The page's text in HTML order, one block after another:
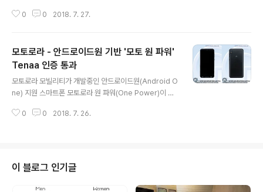
곤 636을 사용한 미맥스3보다 향상된 스냅드래곤 710과
으로 출시될 것이라고 알려졌습니다. 하지만, 이번 언급으
로 인해 샤오미는 미맥스3 프로를 출시하지 않으며, 현재
의 미맥스3에 주력할 것으로 예상되고 있습니다. * 최근 퀄
컴은 프로세서 소개에 미맥스3 프로가 존재한다고 했지만,
샤오미는 미맥스3 수요등을 이유로 출시를 취소한 것으로
추정되고 있습니다. (참고로, 7월 31일 화웨이가 기린 97
0 0 2018. 7. 27.
모토로라 - 안드로이드원 기반 '모토 원 파워'
Tenaa 인증 통과
모토로라 모빌리티가 개발중인 안드로이드원(Android O
ne) 지원 스마트폰 모토로라 원 파워(One Power)이 중
증을 통과하였습니다. 8월 2일 공식 발표 예정인 원 파워
되었습니다.. 또한, 19:9 비율의 디스플레이와 스냅드래곤
636와 4850mAh 배터리를 사용해 상당히 긴 실사용 시
간을 보여줄 것으로 추정되며, 구글이 2년간 소프트웨어를
0 0 2018. 7. 26.
이 블로그 인기글